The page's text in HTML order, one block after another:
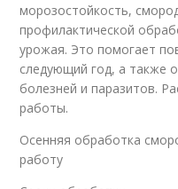
морозостойкость,
профилактической
урожая. Это помогает
следующий год, а также
болезней и паразитов.
работы.
Осенняя обработка
работу